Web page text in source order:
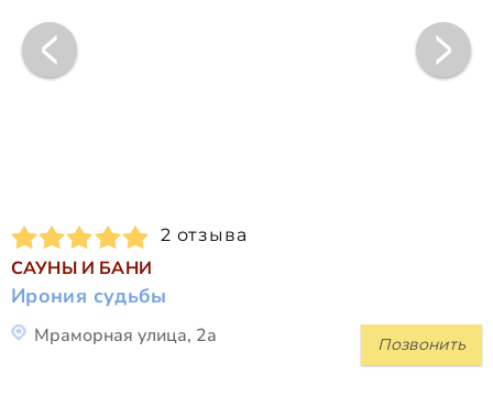
2 отзыва
САУНЫ И БАНИ
Ирония судьбы
Позвонить
Мраморная улица, 2а